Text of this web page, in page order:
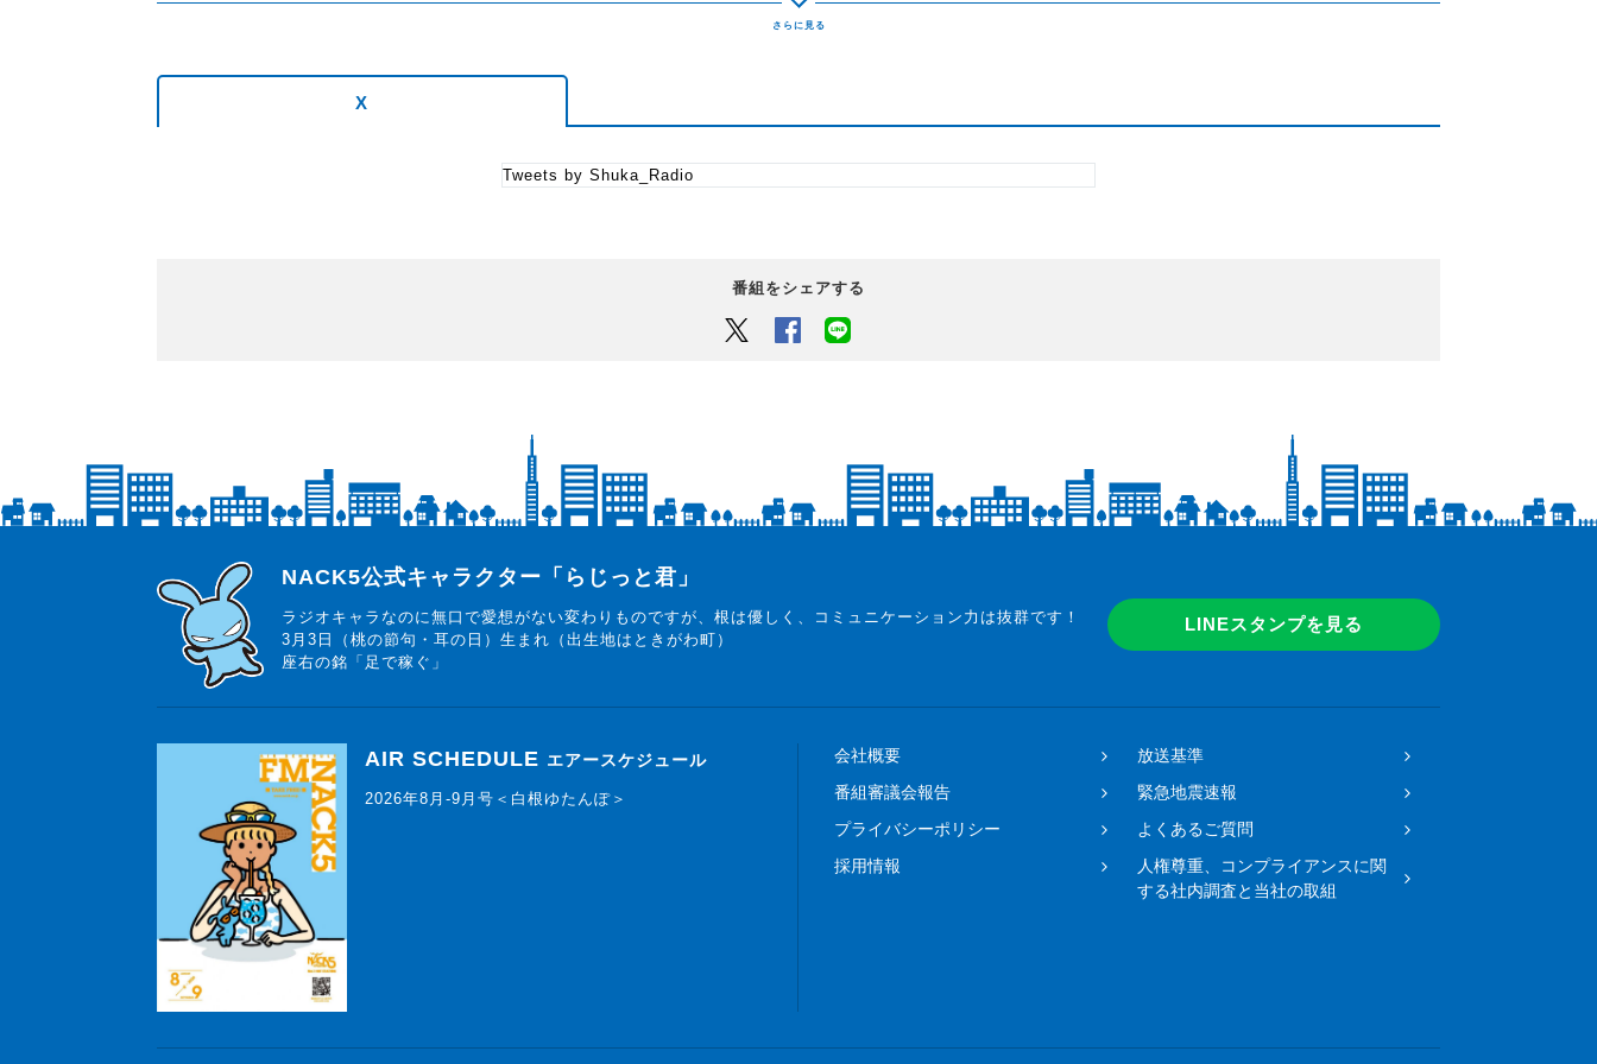
X
Tweets by Shuka_Radio
番組をシェアする
Twitter Facebook
らじっと君
NACK5公式キャラクター「らじっと君」
ラジオキャラなのに無口で愛想がない変わりものですが、根は優しく、コミュニケーション力は抜群です！
3月3日（桃の節句・耳の日）生まれ（出生地はときがわ町）
座右の銘「足で稼ぐ」
LINEスタンプを見る
AIR SCHEDULE エアースケジュール
2026年8月-9月号＜白根ゆたんぽ＞
会社概要
放送基準
番組審議会報告
緊急地震速報
プライバシーポリシー
よくあるご質問
採用情報
人権尊重、コンプライアンスに関
する社内調査と当社の取組